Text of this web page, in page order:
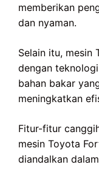
memberikan
dan nyaman.
Selain itu, mesin
dengan
bahan bakar
meningkatkan
Fitur-fitur
mesin Toyota
diandalkan